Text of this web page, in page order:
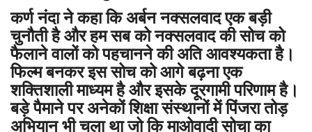
कर्ण नंदा ने कहा कि अर्बन नक्सलवाद एक बड़ी
चुनौती है और हम सब को नक्सलवाद की सोच को
फैलाने वालों को पहचानने की अति आवश्यकता है।
फिल्म बनकर इस सोच को आगे बढ़ना एक
शक्तिशाली माध्यम है और इसके दूरगामी परिणाम है।
बड़े पैमाने पर अनेकों शिक्षा संस्थानों में पिंजरा तोड़
अभियान भी चला था जो कि माओवादी सोचा का